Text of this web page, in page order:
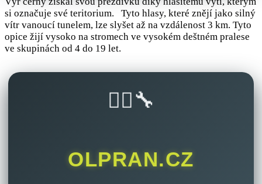
si označuje své teritorium. Tyto hlasy, které znějí jako silný
vítr vanoucí tunelem, lze slyšet až na vzdálenost 3 km. Tyto
opice žijí vysoko na stromech ve vysokém deštném pralese
ve skupinách od 4 do 19 let.
🚴‍♂️🔧
OLPRAN.CZ